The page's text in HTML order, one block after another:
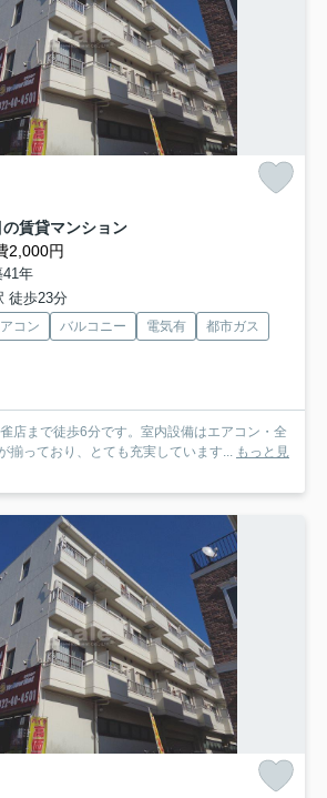
賃貸マンション
2,000円
年
徒歩23分
コン バルコニー 電気有
都市ガス
店まで徒歩6分です。室内設備はエアコン・全
揃っており、とても充実しています... もっと見